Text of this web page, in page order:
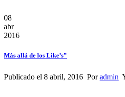
08
abr
2016
Más allá de los Like’s”
Publicado el 8 abril, 2016 Poradmin